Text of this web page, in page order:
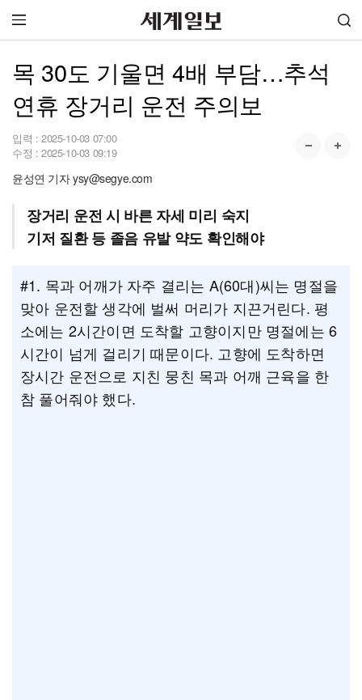
목 30도 기울면 4배 부담…추석
연휴 장거리 운전 주의보
입력 : 2025-10-03 07:00
수정 : 2025-10-03 09:19
윤성연 기자 ysy@segye.com
장거리 운전 시 바른 자세 미리 숙지
기저 질환 등 졸음 유발 약도 확인해야
#1. 목과 어깨가 자주 결리는 A(60대)씨는 명절을
맞아 운전할 생각에 벌써 머리가 지끈거린다. 평
소에는 2시간이면 도착할 고향이지만 명절에는 6
시간이 넘게 걸리기 때문이다. 고향에 도착하면
장시간 운전으로 지친 뭉친 목과 어깨 근육을 한
참 풀어줘야 했다.